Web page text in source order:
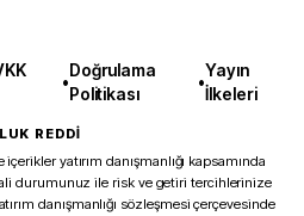
•
Doğrulama
Politikası
•
Yayın
İlkeleri
REDDİ
yatırım danışmanlığı kapsamında
durumunuz ile risk ve getiri tercihlerinize
danışmanlığı sözleşmesi çerçevesinde